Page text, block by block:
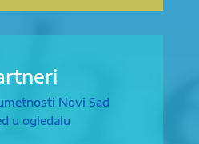
Novi Sad
u ogledalu